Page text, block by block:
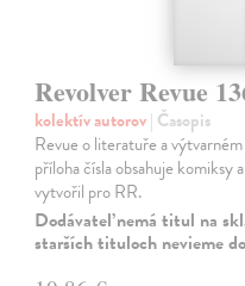
Revolver Revue
kolektív autorov| Časopis
Revue o literatuře a
příloha čísla obsahuje komiksy
vytvořil pro RR.
Dodávateľ nemá titul na
starších tituloch nevieme